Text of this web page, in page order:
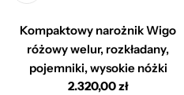
Kompaktowy narożnik Wigo
różowy welur, rozkładany,
pojemniki, wysokie nóżki
Cena
2.320,00 zł